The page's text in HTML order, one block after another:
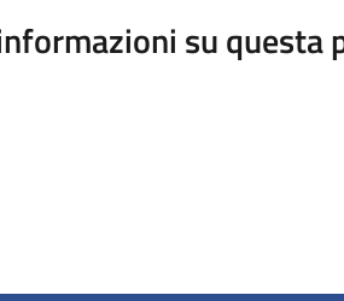
su questa